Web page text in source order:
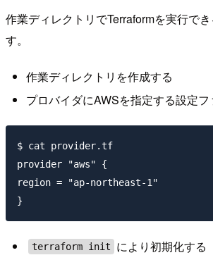
作業ディレクトリでTerraformを実行で
す。
作業ディレクトリを作成する
プロバイダにAWSを指定する設定
$ cat provider.tf
provider "aws" {
region = "ap-northeast-1"
terraform init により初期化する